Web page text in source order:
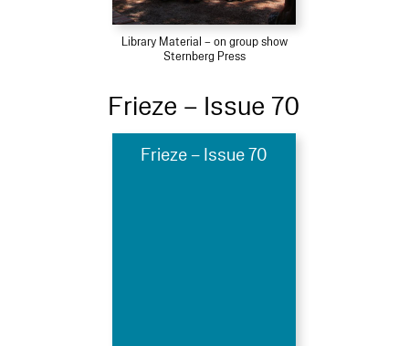
Library Material – on group show
Sternberg Press
Frieze – Issue 70
Frieze – Issue 70